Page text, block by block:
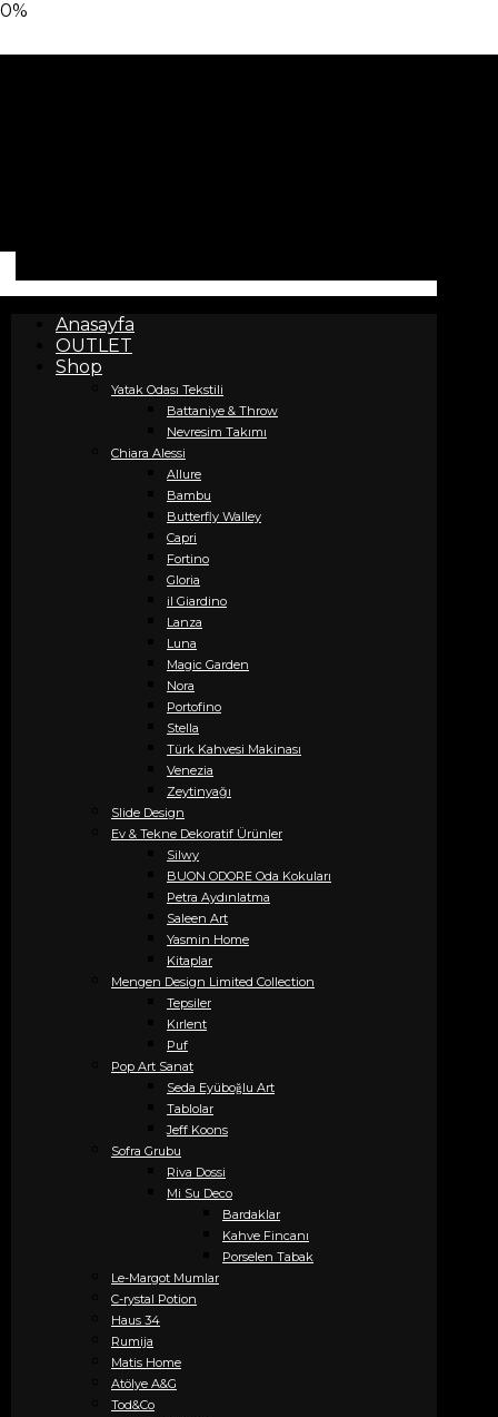
0%
Anasayfa
OUTLET
Shop
Yatak Odası Tekstili
Battaniye & Throw
Nevresim Takımı
Chiara Alessi
Allure
Bambu
Butterfly Walley
Capri
Fortino
Gloria
il Giardino
Lanza
Luna
Magic Garden
Nora
Portofino
Stella
Türk Kahvesi Makinası
Venezia
Zeytinyağı
Slide Design
Ev & Tekne Dekoratif Ürünler
Silwy
BUON ODORE Oda Kokuları
Petra Aydınlatma
Saleen Art
Yasmin Home
Kitaplar
Mengen Design Limited Collection
Tepsiler
Kırlent
Puf
Pop Art Sanat
Seda Eyüboğlu Art
Tablolar
Jeff Koons
Sofra Grubu
Riva Dossi
Mi Su Deco
Bardaklar
Kahve Fincanı
Porselen Tabak
Le-Margot Mumlar
C-rystal Potion
Haus 34
Rumija
Matis Home
Atölye A&G
Tod&Co